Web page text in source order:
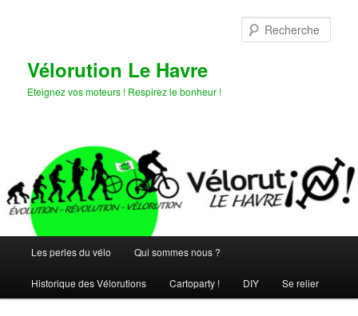
Vélorution Le Havre
Eteignez vos moteurs ! Respirez le bonheur !
principal
Les perles du vélo Qui sommes nous ?
Historique des Vélorutions Cartoparty ! DIY Se relier